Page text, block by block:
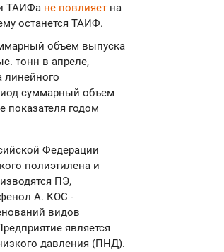
ТАИФа не повлияет на
останется ТАИФ.
объем выпуска
тонн в апреле,
линейного
суммарный объем
показателя годом
Федерации
полиэтилена и
ПЭ,
А. КОС -
видов
является
давления (ПНД).